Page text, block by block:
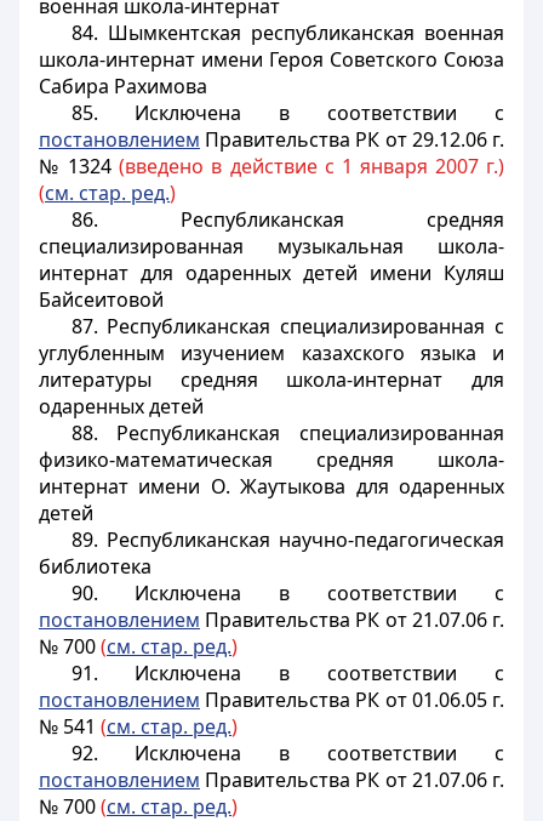
военная школа-интернат
84. Шымкентская республиканская военная
школа-интернат имени Героя Советского Союза
Сабира Рахимова
85. Исключена в соответствии с
постановлением Правительства РК от 29.12.06 г.
№ 1324(введено в действие с 1 января 2007 г.)
(см. стар. ред.)
86. Республиканская средняя
специализированная музыкальная школа-
интернат для одаренных детей имени Куляш
Байсеитовой
87. Республиканская специализированная с
углубленным изучением казахского языка и
литературы средняя школа-интернат для
одаренных детей
88. Республиканская специализированная
физико-математическая средняя школа-
интернат имени О. Жаутыкова для одаренных
детей
89. Республиканская научно-педагогическая
библиотека
90. Исключена в соответствии с
постановлением Правительства РК от 21.07.06 г.
№ 700(см. стар. ред.)
91. Исключена в соответствии с
постановлением Правительства РК от 01.06.05 г.
№ 541 (см. стар. ред.)
92. Исключена в соответствии с
постановлением Правительства РК от 21.07.06 г.
№ 700(см. стар. ред.)